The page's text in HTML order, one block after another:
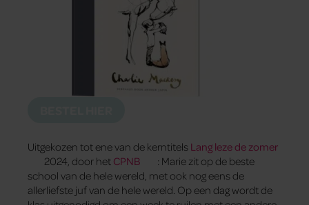
Uitgekozen tot ene van de kerntitels Lang leze de zomer
2024, door het CPNB
: Marie zit op de beste
school van de hele wereld, met ook nog eens de
allerliefste juf van de hele wereld. Op een dag wordt de